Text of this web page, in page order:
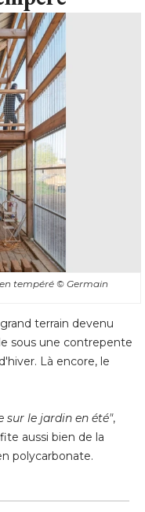
tempéré © Germain
terrain devenu
sous une contrepente
Là encore, le
sur le jardin en été",
aussi bien de la
polycarbonate.